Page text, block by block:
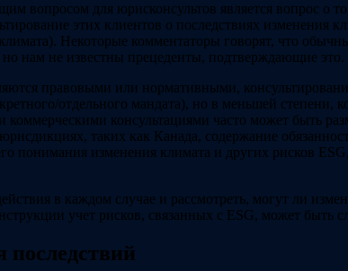
вопросом для юрисконсультов является вопрос о
этих клиентов о последствиях изменения
Некоторые комментаторы говорят, что
нам не известны прецеденты, подтверждающие это.
правовыми или нормативными,
отдельного мандата), но в меньшей степени,
консультациями часто может быть
таких как Канада, содержание
понимания изменения климата и других рисков
в каждом случае и рассмотреть, могут ли
учет рисков, связанных с ESG, может быть
последствий